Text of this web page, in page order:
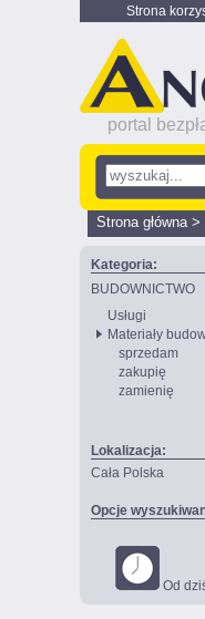
Strona
portal
Strona główna>
Kategoria:
BUDOWNICTWO
Usługi
Materiały
sprzedam
zakupię
zamienię
Lokalizacja:
Cała Polska
Opcje
Od